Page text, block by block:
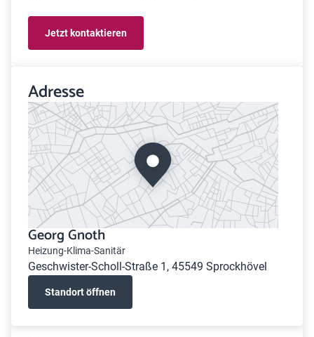
Jetzt kontaktieren
Adresse
Georg Gnoth
Heizung-Klima-Sanitär
Geschwister-Scholl-Straße 1, 45549 Sprockhövel
Standort öffnen